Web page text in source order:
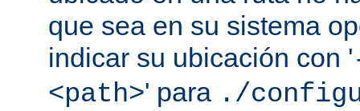
que sea en su sistema
indicar su ubicación con '
<path>' para ./